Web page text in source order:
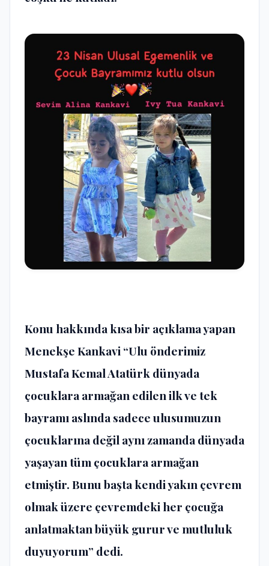
Konu hakkında kısa bir açıklama yapan
Menekşe Kankavi “Ulu önderimiz
Mustafa Kemal Atatürk dünyada
çocuklara armağan edilen ilk ve tek
bayramı aslında sadece ulusumuzun
çocuklarına değil aynı zamanda dünyada
yaşayan tüm çocuklara armağan
etmiştir. Bunu başta kendi yakın çevrem
olmak üzere çevremdeki her çocuğa
anlatmaktan büyük gurur ve mutluluk
duyuyorum” dedi.